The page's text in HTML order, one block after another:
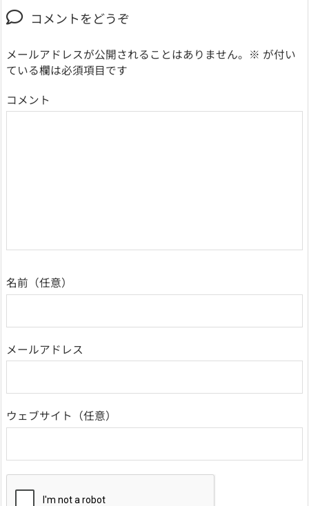
コメントをどうぞ
メールアドレスが公開されることはありません。 ※ が付い
ている欄は必須項目です
コメント
名前
メールアドレス
ウェブサイト